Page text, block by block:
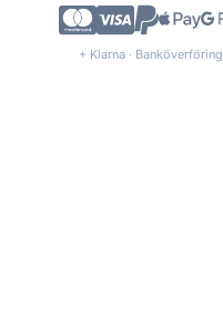
+ Klarna · Banköverföring